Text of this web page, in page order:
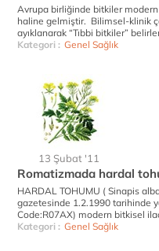
Avrupa birliğinde bitkiler
haline gelmiştir. Bilimsel-klinik
ayıklanarak “Tıbbi bitkiler”
Kategori : Genel Sağlık
13 Şubat '11
Romatizmada hardal
HARDAL TOHUMU ( Sinapis
gazetesinde 1.2.1990 tarihinde
Code:R07AX) modern bitkisel
Kategori : Genel Sağlık